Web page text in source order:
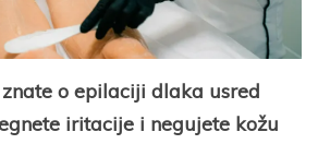
o epilaciji dlaka usred
iritacije i negujete kožu